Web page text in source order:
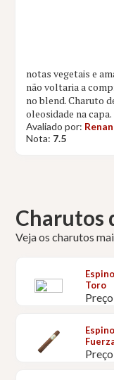
notas vegetais e
não voltaria a
no blend. Charuto
oleosidade na capa.
Avaliado por:
Nota: 7.5
Charutos
Veja os charutos
Toro